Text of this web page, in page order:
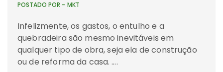
POSTADO POR - MKT
Infelizmente, os gastos, o entulho e a
quebradeira são mesmo inevitáveis em
qualquer tipo de obra, seja ela de construção
ou de reforma da casa. ….